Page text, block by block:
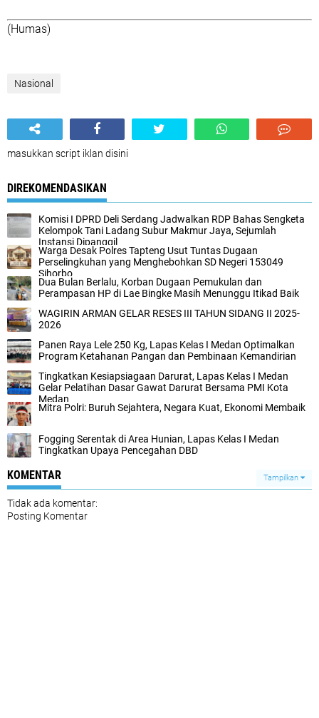
(Humas)
Nasional
masukkan script iklan disini
DIREKOMENDASIKAN
Komisi I DPRD Deli Serdang Jadwalkan RDP Bahas Sengketa
Kelompok Tani Ladang Subur Makmur Jaya, Sejumlah
Instansi Dipanggil
Warga Desak Polres Tapteng Usut Tuntas Dugaan
Perselingkuhan yang Menghebohkan SD Negeri 153049
Sihorbo
Dua Bulan Berlalu, Korban Dugaan Pemukulan dan
Perampasan HP di Lae Bingke Masih Menunggu Itikad Baik
WAGIRIN ARMAN GELAR RESES III TAHUN SIDANG II 2025-
2026
Panen Raya Lele 250 Kg, Lapas Kelas I Medan Optimalkan
Program Ketahanan Pangan dan Pembinaan Kemandirian
Tingkatkan Kesiapsiagaan Darurat, Lapas Kelas I Medan
Gelar Pelatihan Dasar Gawat Darurat Bersama PMI Kota
Medan
Mitra Polri: Buruh Sejahtera, Negara Kuat, Ekonomi Membaik
Fogging Serentak di Area Hunian, Lapas Kelas I Medan
Tingkatkan Upaya Pencegahan DBD
KOMENTAR Tampilkan
Tidak ada komentar:
Posting Komentar